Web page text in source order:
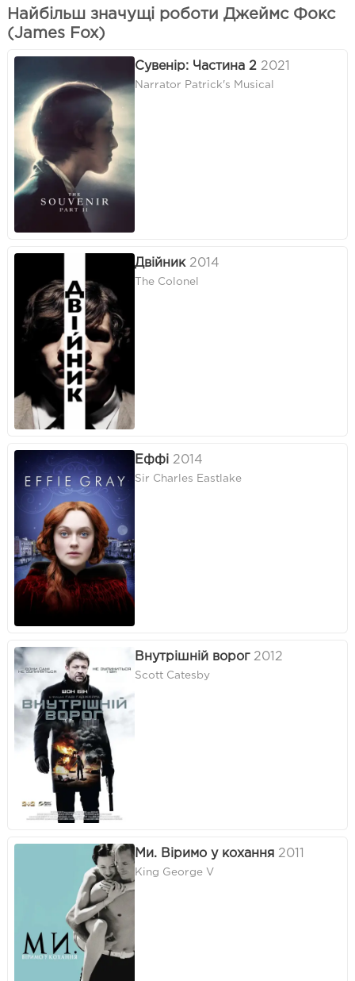
Найбільш значущі роботи Джеймс Фокс
(James Fox)
Сувенір: Частина 2 2021
Narrator Patrick's Musical
Двійник 2014
The Colonel
Еффі 2014
Sir Charles Eastlake
Внутрішній ворог 2012
Scott Catesby
Ми. Віримо у кохання 2011
King George V